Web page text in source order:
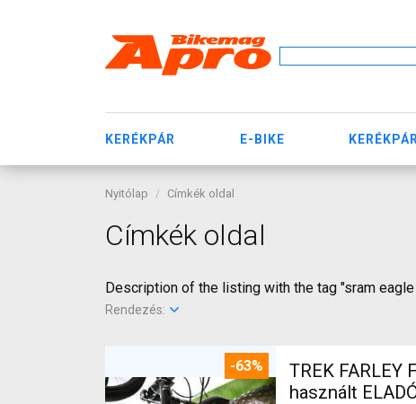
KERÉKPÁR E-BIKE
Nyitólap Címkék oldal
Címkék oldal
Description of the listing with the tag "sram
Rendezés:
-63%
TREK FARLEY
használt